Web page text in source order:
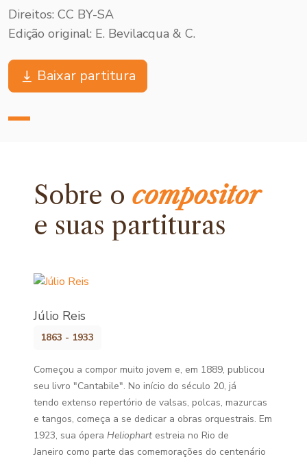
Direitos: CC BY-SA
Edição original: E. Bevilacqua & C.
Baixar partitura
Sobre ocompositor
e suas partituras
Júlio Reis
1863 - 1933
Começou a compor muito jovem e, em 1889, publicou
seu livro "Cantabile". No início do século 20, já
tendo extenso repertório de valsas, polcas, mazurcas
e tangos, começa a se dedicar a obras orquestrais. Em
1923, sua óperaHeliophart estreia no Rio de
Janeiro como parte das comemorações do centenário